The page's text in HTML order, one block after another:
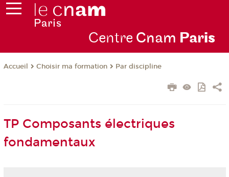
Centre Cnam Paris
Accueil Choisir ma formation Par discipline
TP Composants électriques
fondamentaux